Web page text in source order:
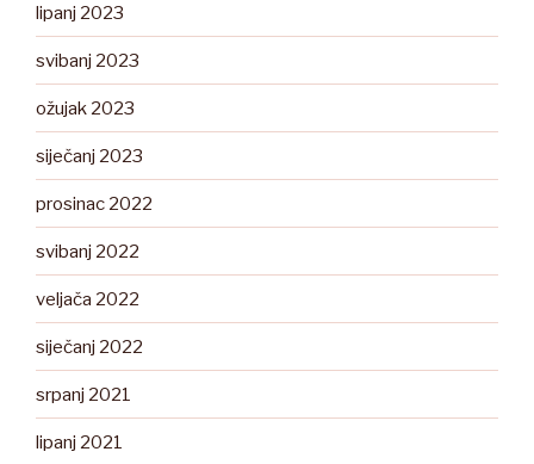
lipanj 2023
svibanj 2023
ožujak 2023
siječanj 2023
prosinac 2022
svibanj 2022
veljača 2022
siječanj 2022
srpanj 2021
lipanj 2021